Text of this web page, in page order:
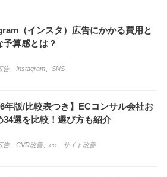
（インスタ）広告にかかる費用と
予算感とは？
告、 Instagram SNS
年版/比較表つき】ECコンサル会社お
34選を比較！選び方も紹介
告、 CVR改善、 ec サイト改善